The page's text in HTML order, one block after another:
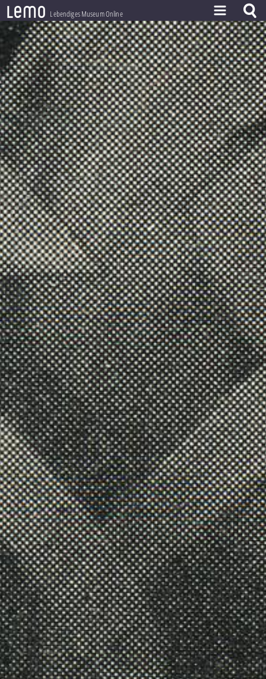
lemo Lebendiges Museum Online
ZEITSTRAHL
THEMEN
ZEITZEUGEN
BESTAND
LERNEN
PROJEKT